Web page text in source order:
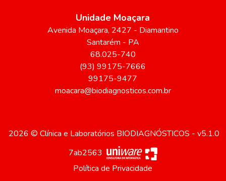
Unidade Moaçara
Avenida Moaçara, 2427 - Diamantino
Santarém - PA
68.025-740
(93) 99175-7666
99175-9477
moacara@biodiagnosticos.com.br
2026 © Clínica e Laboratórios BIODIAGNÓSTICOS - v5.1.0
7ab2563
Política de Privacidade